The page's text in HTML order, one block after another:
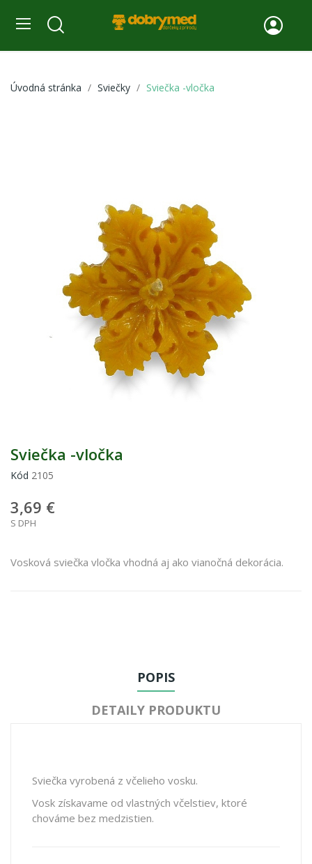
Úvodná stránka Sviečky Sviečka -vločka
Sviečka -vločka
Kód 2105
3,69 €
S DPH
Vosková sviečka vločka vhodná aj ako vianočná dekorácia.
POPIS
DETAILY PRODUKTU
Sviečka vyrobená z včelieho vosku.
Vosk získavame od vlastných včelstiev, ktoré
chováme bez medzistien.